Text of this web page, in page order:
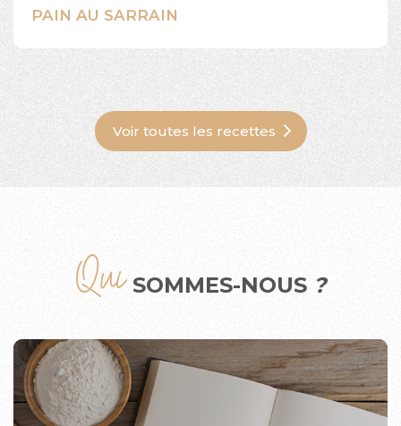
PAIN AU SARRAIN
Voir toutes les recettes
QuiSOMMES-NOUS ?